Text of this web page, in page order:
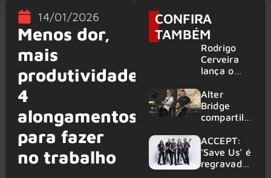
14/01/2026
Menos dor,
mais
produtividade:
4
alongamentos
para fazer
no trabalho
CONFIRA
TAMBÉM
Rodrigo
Cerveira
lança o
Searcher”
Alter
Bridge
compartilh
vivo de
“Fortress”
gravada
ACCEPT:
‘Save Us’ é
regravada